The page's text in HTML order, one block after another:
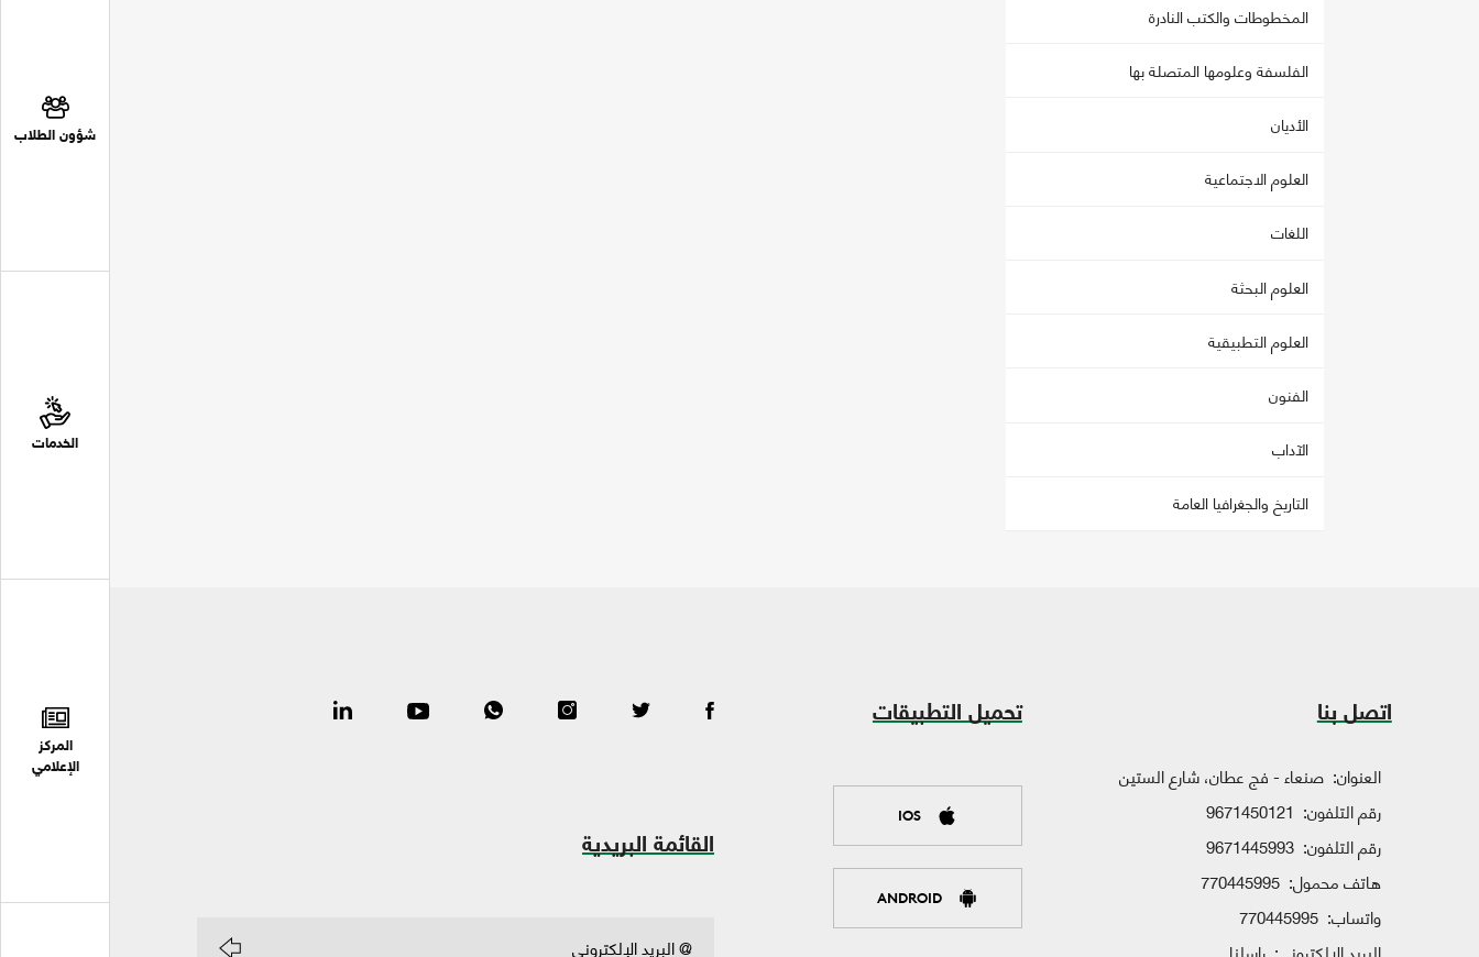
شؤون الطلاب
الخدمات
المركز
الإعلامي
المخطوطات والكتب النادرة
الفلسفة وعلومها المتصلة بها
الأديان
العلوم الاجتماعية
اللغات
العلوم البحثة
العلوم التطبيقية
الفنون
الآداب
التاريخ والجغرافيا العامة
اتصل بنا
العنوان: صنعاء - فج عطان، شارع الستين
رقم التلفون: 9671450121
رقم التلفون: 9671445993
هاتف محمول: 770445995
واتساب: 770445995
تحميل التطبيقات
IOS
ANDROID
القائمة البريدية